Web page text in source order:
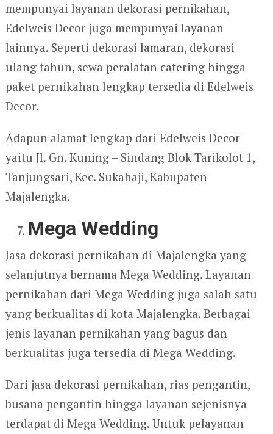
mempunyai layanan dekorasi pernikahan,
Edelweis Decor juga mempunyai layanan
lainnya. Seperti dekorasi lamaran, dekorasi
ulang tahun, sewa peralatan catering hingga
paket pernikahan lengkap tersedia di Edelweis
Decor.
Adapun alamat lengkap dari Edelweis Decor
yaitu Jl. Gn. Kuning – Sindang Blok Tarikolot 1,
Tanjungsari, Kec. Sukahaji, Kabupaten
Majalengka.
Mega Wedding
Jasa dekorasi pernikahan di Majalengka yang
selanjutnya bernama Mega Wedding. Layanan
pernikahan dari Mega Wedding juga salah satu
yang berkualitas di kota Majalengka. Berbagai
jenis layanan pernikahan yang bagus dan
berkualitas juga tersedia di Mega Wedding.
Dari jasa dekorasi pernikahan, rias pengantin,
busana pengantin hingga layanan sejenisnya
terdapat di Mega Wedding. Untuk pelayanan